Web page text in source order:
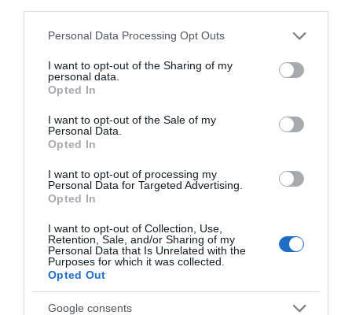
Please note that this website/app uses one or more Google
not limited to your visit or usage behaviour. You may click to
grant or deny consent to Google and its third-party tags to
use your data for below specified purposes in below Google
consent section.
Personal Data Processing Opt Outs
I want to opt-out of the Sharing of my
personal data.
Opted In
I want to opt-out of the Sale of my
Personal Data.
Opted In
I want to opt-out of processing my
Personal Data for Targeted Advertising.
Opted In
I want to opt-out of Collection, Use,
Retention, Sale, and/or Sharing of my
Personal Data that Is Unrelated with the
Purposes for which it was collected.
Opted Out
Google consents
αντιδήμαρχος στην Εύβοια! Έγινε
08.08.2026 | 17:40
οικογενειακές διακοπές στην
Εύβοια! Δείτε σε ποια παραλία
08.08.2026 | 17:20
«Κόκκινος» συναγερμός στην
Εύβοια: Red Code αύριο Κυριακή –
08.08.2026 | 17:00
Ρόδος: Έγραψαν 80χρονη για
κράνος!
08.08.2026 | 16:40
θυελλώδη μελτέμια
Νέο τροχαίο με υλικές
Μητέρα και γιος οι
αυτοκινήτου με
φορτηγό